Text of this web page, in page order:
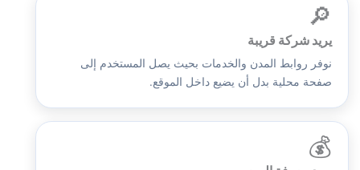
🔎
يريد شركة قريبة
نوفر روابط المدن والخدمات بحيث يصل المستخدم إلى
صفحة محلية بدل أن يضيع داخل الموقع.
💰